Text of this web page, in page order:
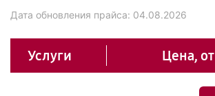
Дата обновления прайса: 04.08.2026
Услуги Цена, от